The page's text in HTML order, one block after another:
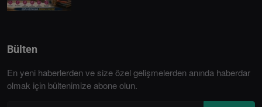
Bülten
En yeni haberlerden ve size özel gelişmelerden anında haberdar
olmak için bültenimize abone olun.